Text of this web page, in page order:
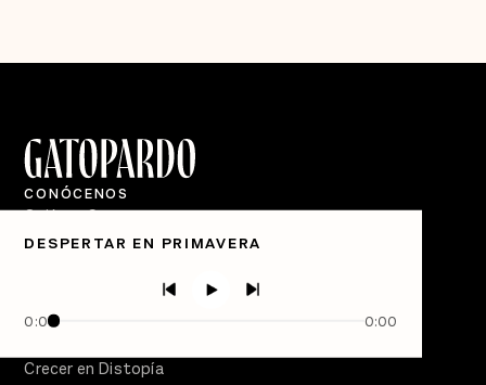
DESPERTAR EN PRIMAVERA
0:00 0:00
CONÓCENOS
Quiénes Somos
Directorio
Semanario Gatopardo
Crecer en Distopía